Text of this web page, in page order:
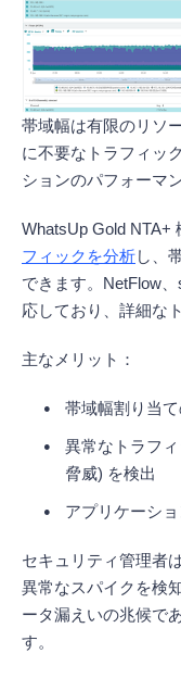
帯域幅は有限のリソ
に不要なトラフィッ
ションのパフォーマ
WhatsUp Gold NTA+
フィックを分析し、
できます。NetFlow
応しており、詳細な
主なメリット：
帯域幅割り当
異常なトラフ
脅威) を検出
アプリケーシ
セキュリティ管理者
異常なスパイクを検
ータ漏えいの兆候で
す。